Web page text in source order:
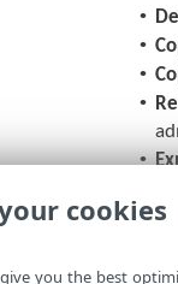
•
•
•
•
•
cookies
you the best